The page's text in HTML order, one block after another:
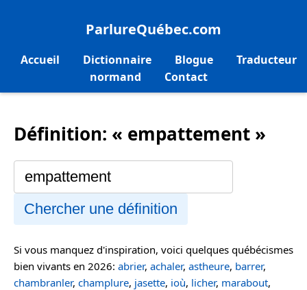
ParlureQuébec.com
Accueil Dictionnaire Blogue
Traducteur
normand
Contact
Définition: « empattement »
Chercher une définition
Si vous manquez d'inspiration, voici quelques québécismes
bien vivants en 2026: abrier, achaler, astheure, barrer,
chambranler, champlure, jasette, ioù, licher, marabout,